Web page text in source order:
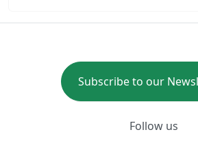
Subscribe to our
Follow us